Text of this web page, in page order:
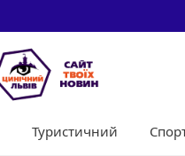
Туристичний